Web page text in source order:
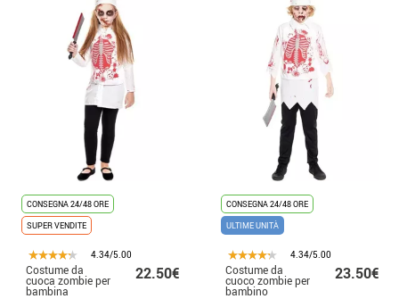
CONSEGNA 24/48 ORE
SUPER VENDITE
4.34/5.00
Costume da
cuoca zombie per
bambina
22.50€
CONSEGNA 24/48 ORE
ULTIME UNITÀ
4.34/5.00
Costume da
cuoco zombie per
bambino
23.50€